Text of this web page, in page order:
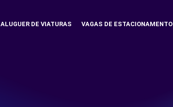
ALUGUER DE VIATURAS VAGAS DE ESTACIONAMENTO